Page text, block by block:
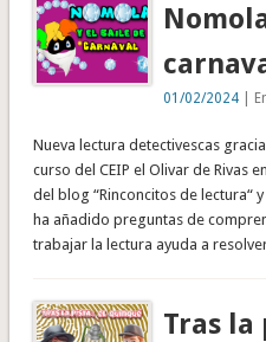
01/02/2024 |
Nueva lectura detectivescas
curso del CEIP el Olivar de Rivas
del blog “Rinconcitos de lectura“
ha añadido preguntas de
trabajar la lectura ayuda a
Tras la